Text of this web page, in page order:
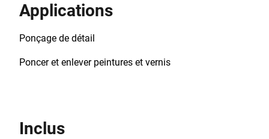
Applications
Ponçage de détail
Poncer et enlever peintures et vernis
Inclus